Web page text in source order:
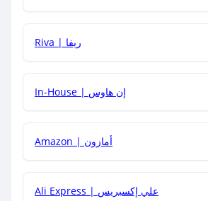
جمع كود خصم مع العروض الأخرى؟
Riva | ريفا
In-House | إن هاوس
Amazon | أمازون
Ali Express | علي إكسبريس